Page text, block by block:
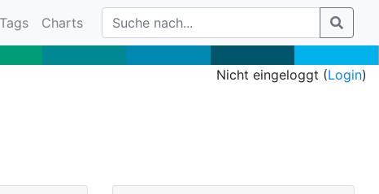
Tags Charts
Nicht eingeloggt (Login)